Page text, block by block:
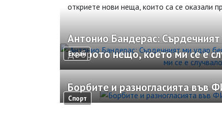
откриете нови неща, които са се оказали
Екран
Антонио Бандерас:
доброто нещо, което ми се е
Спорт
Борбите и разногласията във